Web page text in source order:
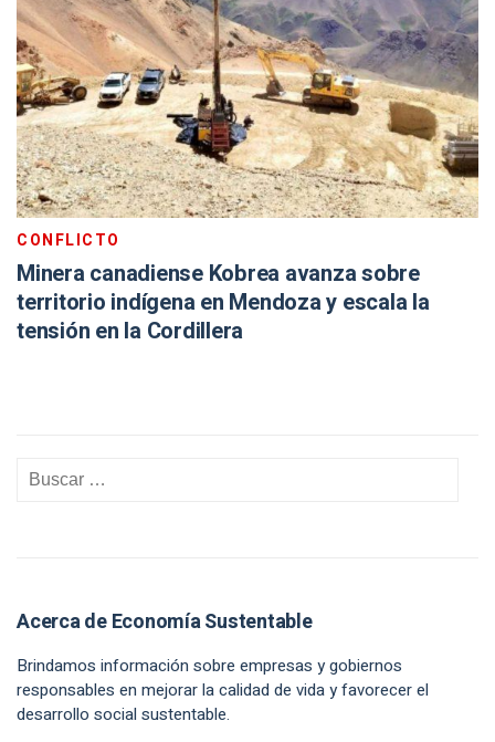
CONFLICTO
Minera canadiense Kobrea avanza sobre
territorio indígena en Mendoza y escala la
tensión en la Cordillera
Acerca de Economía Sustentable
Brindamos información sobre empresas y gobiernos
responsables en mejorar la calidad de vida y favorecer el
desarrollo social sustentable.